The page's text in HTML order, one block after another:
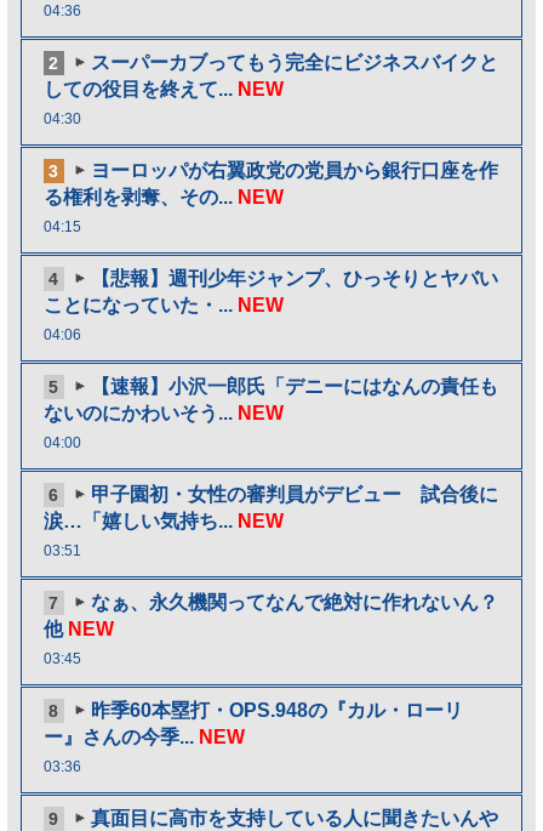
04:36
2
スーパーカブってもう完全にビジネスバイクと
しての役目を終えて... NEW
04:30
3
ヨーロッパが右翼政党の党員から銀行口座を作
る権利を剥奪、その... NEW
04:15
4
【悲報】週刊少年ジャンプ、ひっそりとヤバい
ことになっていた・... NEW
04:06
5
【速報】小沢一郎氏「デニーにはなんの責任も
ないのにかわいそう... NEW
04:00
6
甲子園初・女性の審判員がデビュー 試合後に
涙…「嬉しい気持ち... NEW
03:51
7
なぁ、永久機関ってなんで絶対に作れないん？
他 NEW
03:45
8
昨季60本塁打・OPS.948の『カル・ローリ
ー』さんの今季... NEW
03:36
9
真面目に高市を支持している人に聞きたいんや